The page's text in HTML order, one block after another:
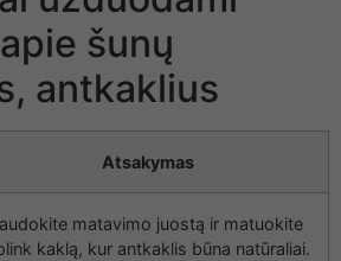
šunų
antkaklius
Atsakymas
matavimo juostą ir matuokite
kaklą, kur antkaklis būna natūraliai.